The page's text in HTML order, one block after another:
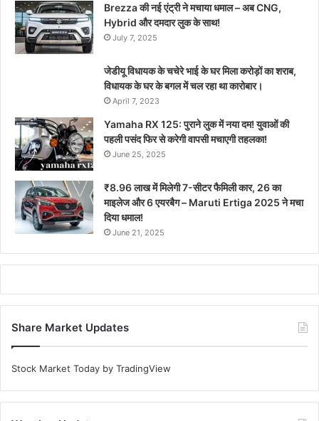
Brezza की नई एंट्री ने मचाया धमाल – अब CNG,
Hybrid और दमदार लुक के साथ!
July 7, 2025
जेडीयू विधायक के चचेरे भाई के घर मिला करोड़ों का शराब,
विधायक के घर के बगल में चल रहा था कारोबार।
April 7, 2023
Yamaha RX 125: पुराने लुक में नया दम! युवाओं की
पहली पसंद फिर से करेगी वापसी मचाएगी तहलका!
June 25, 2025
₹8.96 लाख में मिलेगी 7-सीटर फैमिली कार, 26 का
माइलेज और 6 एयरबैग – Maruti Ertiga 2025 ने मचा
दिया धमाल!
June 21, 2025
Share Market Updates
Stock Market Today by TradingView